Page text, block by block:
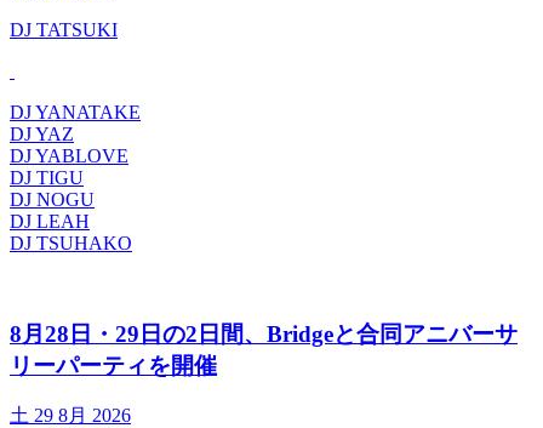
DJ TATSUKI
DJ YANATAKE
DJ YAZ
DJ YABLOVE
DJ TIGU
DJ NOGU
DJ LEAH
DJ TSUHAKO
8月28日・29日の2日間、Bridgeと合同アニバーサ
リーパーティを開催
土 29 8月 2026